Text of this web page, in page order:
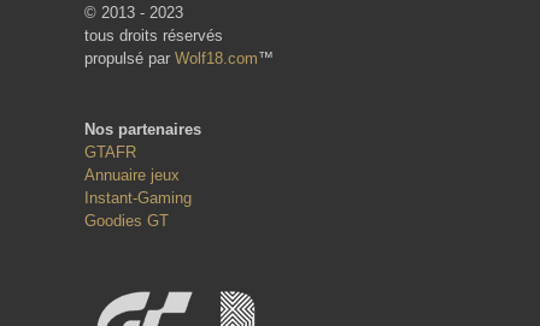
© 2013 - 2023
tous droits réservés
propulsé par Wolf18.com™
Nos partenaires
GTAFR
Annuaire jeux
Instant-Gaming
Goodies GT